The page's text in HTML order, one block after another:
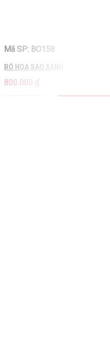
Mã SP: BO158
BÓ HOA SAO XANH
800.000 ₫